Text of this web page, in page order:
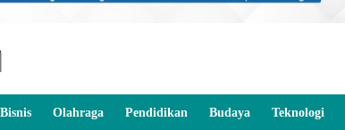
Olahraga Pendidikan Budaya Teknologi